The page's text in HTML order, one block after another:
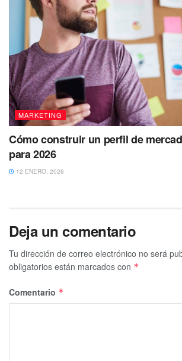
MARKETING
Cómo construir un perfil de
para 2026
12 ENERO, 2026
Deja un comentario
Tu dirección de correo electrónico no será
obligatorios están marcados con *
Comentario *